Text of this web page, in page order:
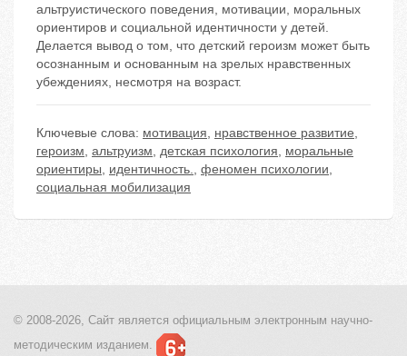
альтруистического поведения, мотивации, моральных
ориентиров и социальной идентичности у детей.
Делается вывод о том, что детский героизм может быть
осознанным и основанным на зрелых нравственных
убеждениях, несмотря на возраст.
Ключевые слова: мотивация, нравственное развитие,
героизм, альтруизм, детская психология, моральные
ориентиры, идентичность., феномен психологии,
социальная мобилизация
© 2008-2026, Сайт является официальным электронным научно-
методическим изданием.